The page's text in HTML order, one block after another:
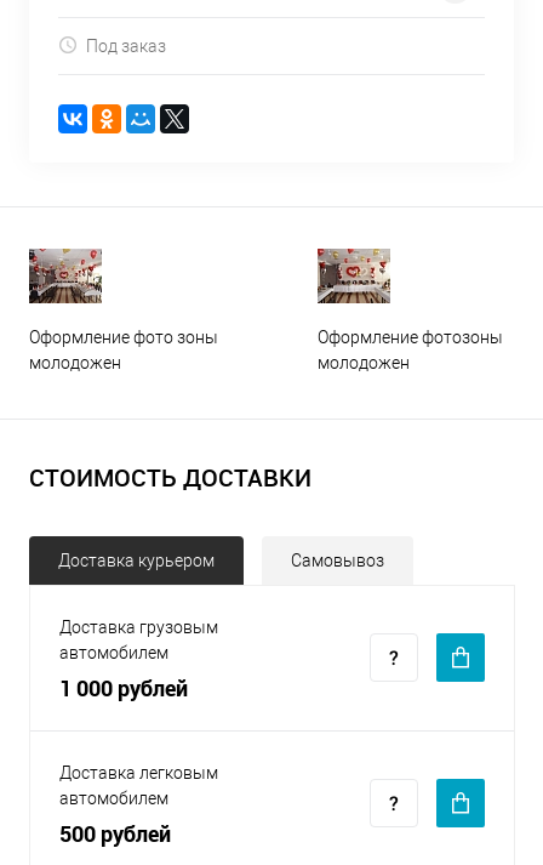
Под заказ
Оформление фото зоны
молодожен
Оформление фотозоны
молодожен
СТОИМОСТЬ ДОСТАВКИ
Доставка курьером Самовывоз
Доставка грузовым
автомобилем
1 000 рублей
Доставка легковым
автомобилем
500 рублей